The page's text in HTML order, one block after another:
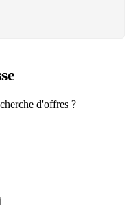
d'offres ?